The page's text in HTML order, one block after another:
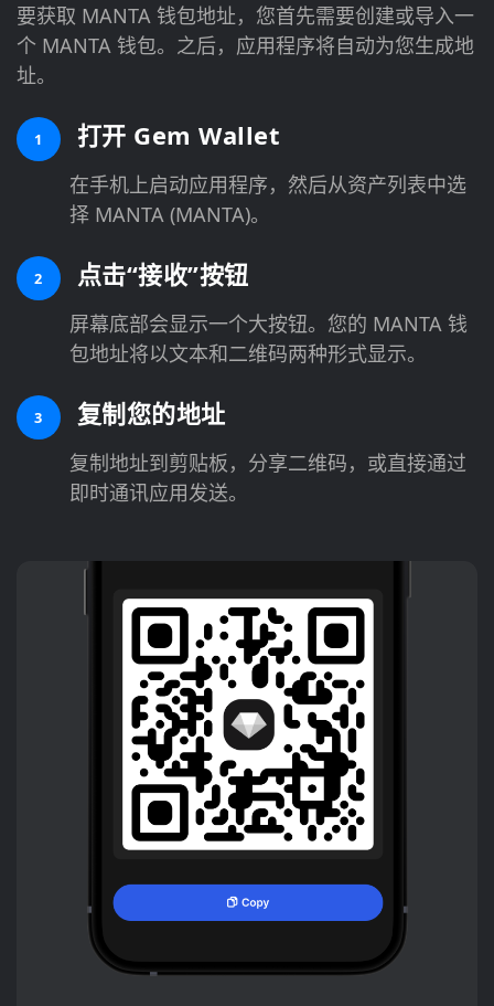
要获取 MANTA 钱包地址，您首先需要创建或导入一
个 MANTA 钱包。之后，应用程序将自动为您生成地
址。
1 打开 Gem Wallet
在手机上启动应用程序，然后从资产列表中选
择 MANTA (MANTA)。
2 点击“接收”按钮
屏幕底部会显示一个大按钮。您的 MANTA 钱
包地址将以文本和二维码两种形式显示。
3 复制您的地址
复制地址到剪贴板，分享二维码，或直接通过
即时通讯应用发送。